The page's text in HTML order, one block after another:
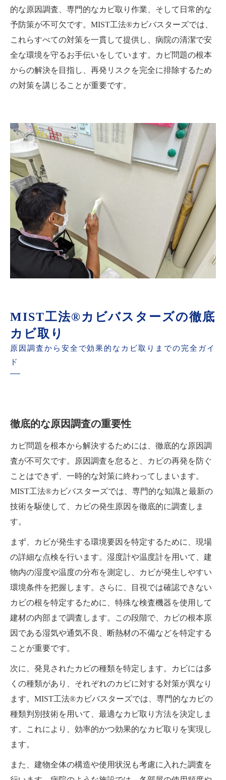
的な原因調査、専門的なカビ取り作業、そして日常的な
予防策が不可欠です。MIST工法®カビバスターズでは、
これらすべての対策を一貫して提供し、病院の清潔で安
全な環境を守るお手伝いをしています。カビ問題の根本
からの解決を目指し、再発リスクを完全に排除するため
の対策を講じることが重要です。
MIST工法®カビバスターズの徹底
カビ取り
原因調査から安全で効果的なカビ取りまでの完全ガイ
ド
徹底的な原因調査の重要性
カビ問題を根本から解決するためには、徹底的な原因調
査が不可欠です。原因調査を怠ると、カビの再発を防ぐ
ことはできず、一時的な対策に終わってしまいます。
MIST工法®カビバスターズでは、専門的な知識と最新の
技術を駆使して、カビの発生原因を徹底的に調査しま
す。
まず、カビが発生する環境要因を特定するために、現場
の詳細な点検を行います。湿度計や温度計を用いて、建
物内の湿度や温度の分布を測定し、カビが発生しやすい
環境条件を把握します。さらに、目視では確認できない
カビの根を特定するために、特殊な検査機器を使用して
建材の内部まで調査します。この段階で、カビの根本原
因である湿気や通気不良、断熱材の不備などを特定する
ことが重要です。
次に、発見されたカビの種類を特定します。カビには多
くの種類があり、それぞれのカビに対する対策が異なり
ます。MIST工法®カビバスターズでは、専門的なカビの
種類判別技術を用いて、最適なカビ取り方法を決定しま
す。これにより、効率的かつ効果的なカビ取りを実現し
ます。
また、建物全体の構造や使用状況も考慮に入れた調査を